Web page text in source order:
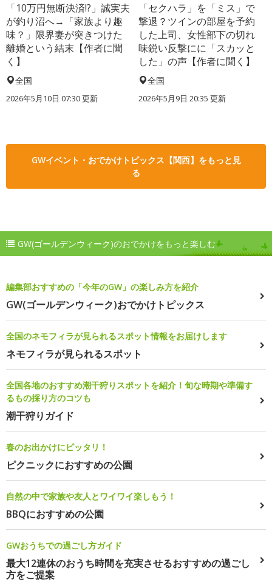
「10万円無断決済!?」誠実夫
が釣り沼へ→「家族より趣
味？」限界妻が突きつけた
離婚という結末【作者に聞
く】
全国
2026年5月10日 07:30 更新
「セクハラ」を「ミス」で
撃退？ツインの部屋を予約
した上司、女性部下の切れ
味鋭い反撃にに「スカッと
した」の声【作者に聞く】
全国
2026年5月9日 20:35 更新
GWイベント・おでかけトピックス【関西】をもっと見
る
GW(ゴールデンウィーク)のおでかけをもっと楽しむ
編集部おすすめの「今年のGW」の楽しみ方を紹介
GW(ゴールデンウィーク)おでかけトピックス
全国のネモフィラが見られるスポット情報をお届けします
ネモフィラが見られるスポット
全国各地のおすすめ潮干狩りスポットを紹介！旬な時期や準備す
るもの採り方のコツも
潮干狩りガイド
春のお出かけにピッタリ！
ピクニックにおすすめの公園
自然の中で家族や友人とワイワイ楽しもう！
BBQにおすすめの公園
GWおうちでの過ごし方ガイド
最大12連休のおうち時間を充実させるおすすめの過ごし
方をご提案